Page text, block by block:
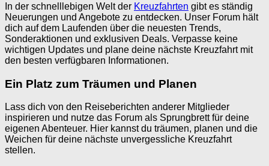
In der schnelllebigen Welt der Kreuzfahrten gibt es ständig
Neuerungen und Angebote zu entdecken. Unser Forum hält
dich auf dem Laufenden über die neuesten Trends,
Sonderaktionen und exklusiven Deals. Verpasse keine
wichtigen Updates und plane deine nächste Kreuzfahrt mit
den besten verfügbaren Informationen.
Ein Platz zum Träumen und Planen
Lass dich von den Reiseberichten anderer Mitglieder
inspirieren und nutze das Forum als Sprungbrett für deine
eigenen Abenteuer. Hier kannst du träumen, planen und die
Weichen für deine nächste unvergessliche Kreuzfahrt
stellen.